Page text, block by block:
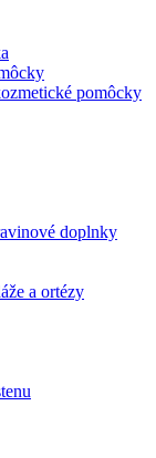
pomôcky
doplnky
a ortézy